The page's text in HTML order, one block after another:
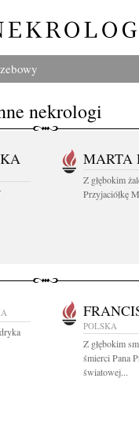
nekrologi
MARTA
Z głębokim
Przyjaciółkę
POLSKA
Z głębokim
śmierci Pana
światowej...